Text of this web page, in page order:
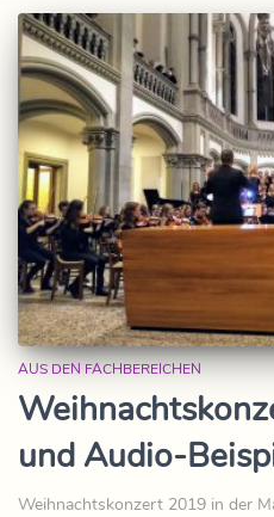
AUS DEN FACHBEREICHEN
und Audio-
Weihnachtskonzert 2019 in der